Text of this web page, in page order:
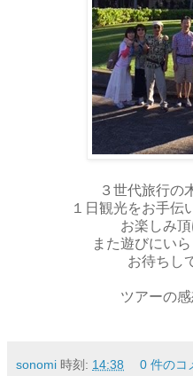
３世代旅行の
１日観光をお手伝
お楽しみ
また遊びにい
お待ちし
ツアーの
sonomi 時刻: 14:38 0 件のコ